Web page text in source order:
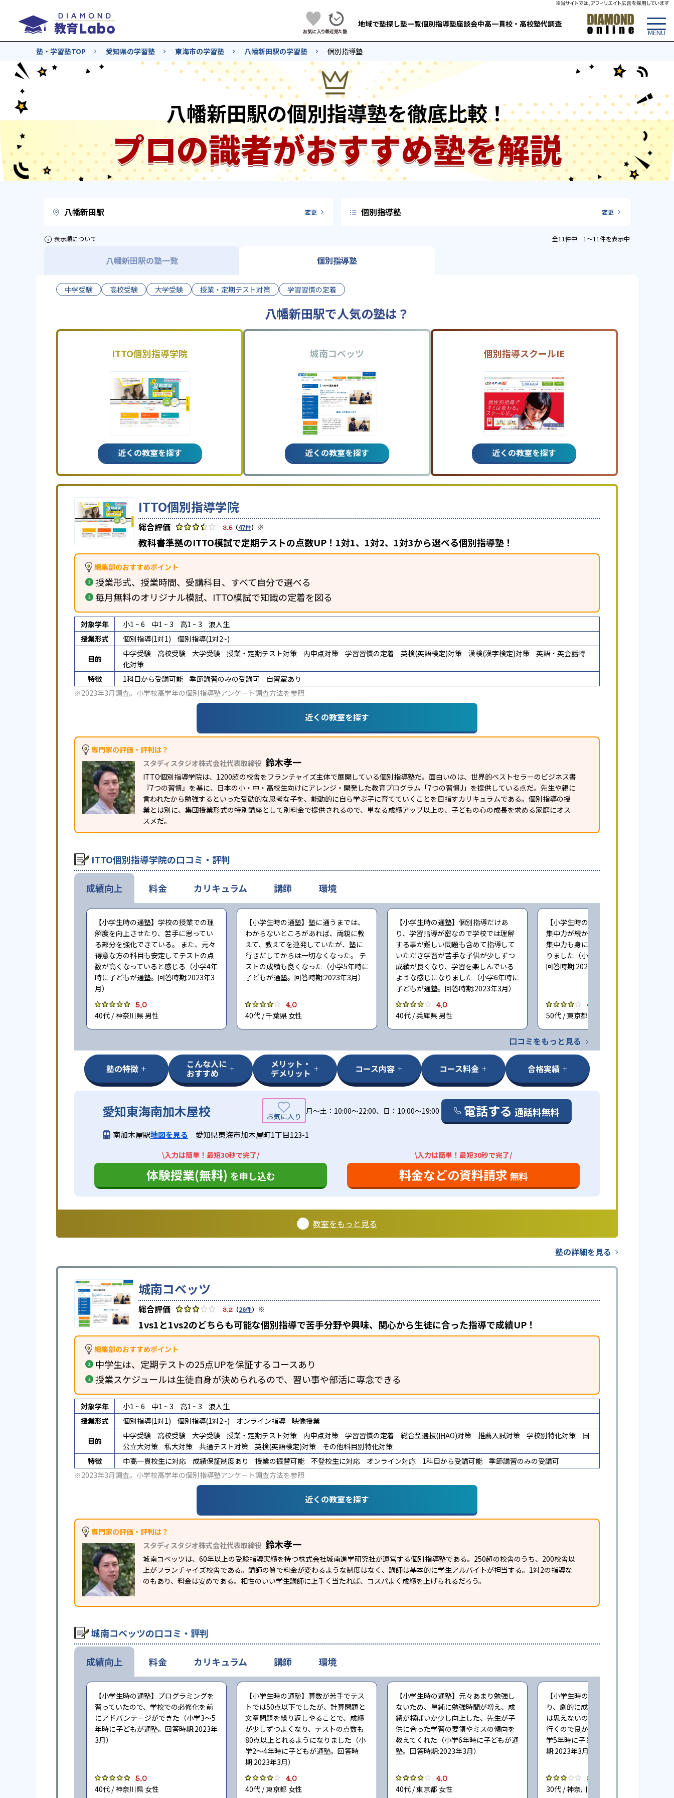
地域で塾探し塾一覧個別指導塾座談会中高一貫校・高校塾代調査
塾・学習塾TOP 愛知県の学習塾 東海市の学習塾 八幡新田駅の学習塾 個別指導塾
八幡新田駅の個別指導塾を徹底比較！
プロの識者がおすすめ塾を解説
八幡新田駅 変更 個別指導塾 変更
表示順について 全11件中 1〜11件を表示中
八幡新田駅の塾一覧 個別指導塾
中学受験 高校受験 大学受験 授業・定期テスト対策 学習習慣の定着
八幡新田駅で人気の塾は？
ITTO個別指導学院
近くの教室を探す
城南コベッツ
近くの教室を探す
個別指導スクールIE
近くの教室を探す
ITTO個別指導学院
3.5（47件） ※
教科書準拠のITTO模試で定期テストの点数UP！1対1、1対2、1対3から選べる個別指導塾！
編集部のおすすめポイント
授業形式、授業時間、受講科目、すべて自分で選べる
毎月無料のオリジナル模試、ITTO模試で知識の定着を図る
対象学年 小1 ~ 6 中1 ~ 3 高1 ~ 3
浪人生
授業形式
個別指導(1対1)
個別指導(1対2~)
目的
中学受験 高校受験 大学受験 授業・定期テスト対策 内申点対策 学習習慣の定着 英検(英語検定)対策 漢検(漢字検定)対策
英語・英会話特
化対策
特徴
1科目から受講可能 季節講習のみの受講可
自習室あり
※2023年3月調査。 小学校高学年の個別指導塾アンケート調査方法を参照
近くの教室を探す
専門家の評価・評判は？
スタディスタジオ株式会社代表取締役 鈴木孝一
ITTO個別指導学院は、1200超の校舎をフランチャイズ主体で展開している個別指導塾だ。面白いのは、世界的ベストセラーのビジネス書
『7つの習慣』を基に、日本の小・中・高校生向けにアレンジ・開発した教育プログラム「7つの習慣J」を提供している点だ。先生や親に
言われたから勉強するといった受動的な思考な子を、能動的に自ら学ぶ子に育てていくことを目指すカリキュラムである。個別指導の授
業とは別に、集団授業形式の特別講座として別料金で提供されるので、単なる成績アップ以上の、子どもの心の成長を求める家庭にオス
スメだ。
ITTO個別指導学院の口コミ・評判
成績向上
【小学生時の通塾】学校の授業での理
解度を向上させたり、苦手に思ってい
る部分を強化できている。 また、元々
得意な方の科目も安定してテストの点
数が高くなっていると感じる（小学4年
時に子どもが通塾。回答時期:2023年3
月）
5.0
40代 / 神奈川県 男性
【小学生時の通塾】塾に通うまでは、
わからないところがあれば、両親に教
えて、教えてを連発していたが、塾に
行きだしてからは一切なくなった。 テ
ストの成績も良くなった（小学5年時に
子どもが通塾。回答時期:2023年3月）
4.0
40代 / 千葉県 女性
【小学生時の通塾】個別指導だけあ
り、学習指導が密なので学校では理解
する事が難しい問題も含めて指導して
いただき学習が苦手な子供が少しずつ
成績が良くなり、学習を楽しんでいる
ような感じになりました（小学6年時に
子どもが通塾。回答時期:2023年3月）
4.0
40代 / 兵庫県 男性
【小学生時の通塾】家だとどうしても
集中力が続かない事があるため 塾では
集中力も身について成績向上につなが
りました（小学6年時に子どもが通塾。
回答時期:2023年3月）
4.0
50代 / 東京都 男性
口コミをもっと見る
料金 カリキュラム 講師 環境
塾の特徴 こんな人に
おすすめ
メリット・
デメリット コース内容 コース料金 合格実績
愛知東海南加木屋校 月〜土：10:00〜22:00、日：10:00〜19:00 電話する 通話料無料
南加木屋駅地図を見る 愛知県東海市加木屋町1丁目123-1
\入力は簡単！最短30秒で完了/
体験授業(無料) を申し込む
\入力は簡単！最短30秒で完了/
料金などの資料請求 無料
教室をもっと見る
塾の詳細を見る
城南コベッツ
3.2 （26件） ※
1vs1と1vs2のどちらも可能な個別指導で苦手分野や興味、関心から生徒に合った指導で成績UP！
編集部のおすすめポイント
中学生は、定期テストの25点UPを保証するコースあり
授業スケジュールは生徒自身が決められるので、習い事や部活に専念できる
対象学年 小1 ~ 6 中1 ~ 3 高1 ~ 3
浪人生
授業形式
個別指導(1対1) 個別指導(1対2~) オンライン指導
映像授業
目的
中学受験 高校受験 大学受験 授業・定期テスト対策 内申点対策 学習習慣の定着 総合型選抜(旧AO)対策 推薦入試対策 学校別特化対策
国
公立大対策
私大対策 共通テスト対策 英検(英語検定)対策
その他科目別特化対策
特徴
中高一貫校生に対応 成績保証制度あり 授業の振替可能 不登校生に対応 オンライン対応 1科目から受講可能
季節講習のみの受講可
※2023年3月調査。 小学校高学年の個別指導塾アンケート調査方法を参照
近くの教室を探す
専門家の評価・評判は？
スタディスタジオ株式会社代表取締役 鈴木孝一
城南コベッツは、60年以上の受験指導実績を持つ株式会社城南進学研究社が運営する個別指導塾である。250超の校舎のうち、200校舎以
上がフランチャイズ校舎である。講師の質で料金が変わるような制度はなく、講師は基本的に学生アルバイトが担当する。1対2の指導な
のもあり、料金は安めである。相性のいい学生講師に上手く当たれば、コスパよく成績を上げられるだろう。
城南コベッツの口コミ・評判
成績向上
【小学生時の通塾】プログラミングを
習っていたので、学校での必修化を前
にアドバンテージができた（小学3〜5
年時に子どもが通塾。回答時期:2023年
3月）
5.0
40代 / 神奈川県 女性
【小学生時の通塾】算数が苦手でテス
トでは50点以下でしたが、計算問題と
文章問題を繰り返しやることで、成績
が少しずつよくなり、テストの点数も
80点以上とれるようになりました（小
学2〜4年時に子どもが通塾。回答時
期:2023年3月）
4.0
40代 / 東京都 女性
【小学生時の通塾】元々あまり勉強し
ないため、単純に勉強時間が増え、成
績が横ばいか少し向上した、先生が子
供に合った学習の要領やミスの傾向を
教えてくれた（小学6年時に子どもが通
塾。回答時期:2023年3月）
4.0
40代 / 東京都 女性
【小学生時の通塾】本人の力量もあ
り、劇的に成績が向上しているように
は思えないのですが、嫌がらずに塾に
行くので良かったと思っています（小
学5年時に子どもが通塾。回答時
期:2023年3月）
3.0
30代 / 神奈川県 女性
料金 カリキュラム 講師 環境